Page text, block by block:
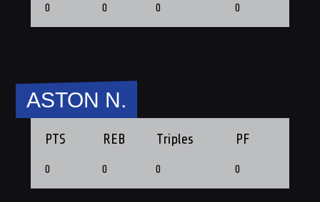
0 0 0 0
ASTON N.
PTS REB Triples PF
0 0 0 0